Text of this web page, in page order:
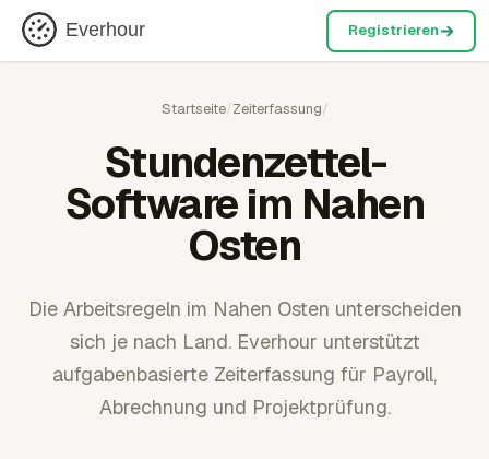
Everhour Registrieren
Startseite/Zeiterfassung/
Stundenzettel-
Software im Nahen
Osten
Die Arbeitsregeln im Nahen Osten unterscheiden
sich je nach Land. Everhour unterstützt
aufgabenbasierte Zeiterfassung für Payroll,
Abrechnung und Projektprüfung.